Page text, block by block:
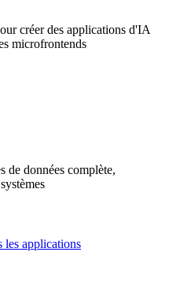
créer des applications d'IA
microfrontends
de données complète,
les applications